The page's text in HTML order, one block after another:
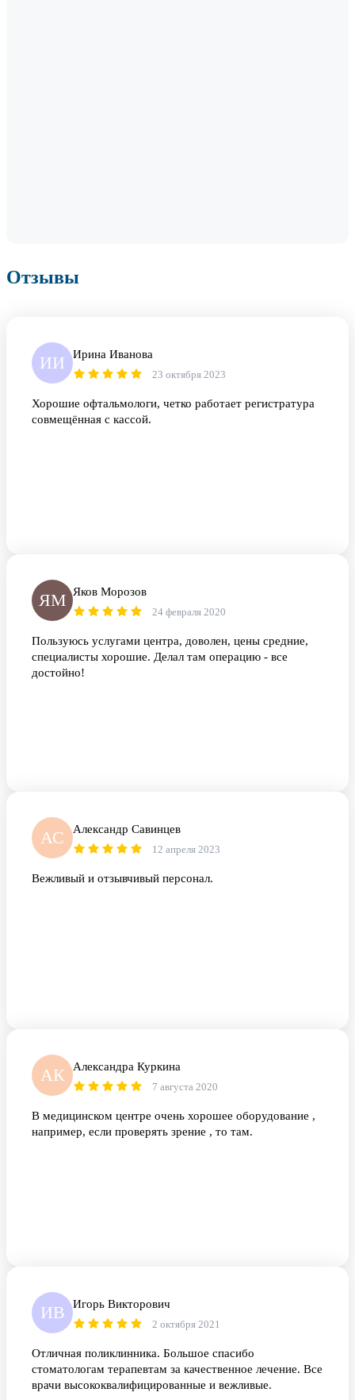
Отзывы
ИИ Ирина Иванова
23 октября 2023
Хорошие офтальмологи, четко работает регистратура
совмещённая с кассой.
ЯМ Яков Морозов
24 февраля 2020
Пользуюсь услугами центра, доволен, цены средние,
специалисты хорошие. Делал там операцию - все
достойно!
АС Александр Савинцев
12 апреля 2023
Вежливый и отзывчивый персонал.
АК Александра Куркина
7 августа 2020
В медицинском центре очень хорошее оборудование ,
например, если проверять зрение , то там.
ИВ Игорь Викторович
2 октября 2021
Отличная поликлинника. Большое спасибо
стоматологам терапевтам за качественное лечение. Все
врачи высококвалифицированные и вежливые.